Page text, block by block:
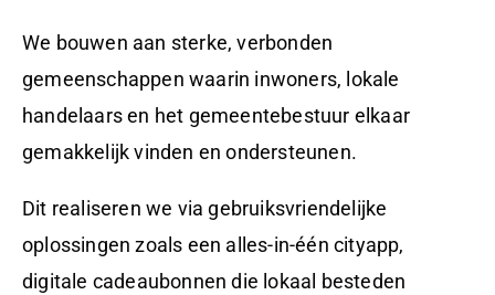
We bouwen aan sterke, verbonden
gemeenschappen waarin inwoners, lokale
handelaars en het gemeentebestuur elkaar
gemakkelijk vinden en ondersteunen.
Dit realiseren we via gebruiksvriendelijke
oplossingen zoals een alles-in-één cityapp,
digitale cadeaubonnen die lokaal besteden